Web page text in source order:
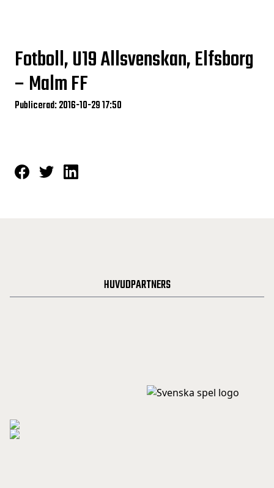
Fotboll, U19 Allsvenskan, Elfsborg
– Malm FF
Publicerad: 2016-10-29 17:50
HUVUDPARTNERS